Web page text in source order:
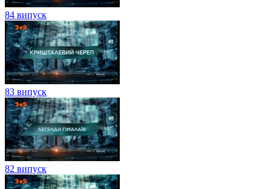
84 випуск
83 випуск
82 випуск